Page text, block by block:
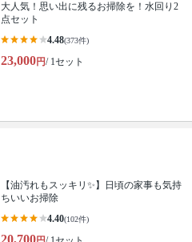
大人気！思い出に残るお掃除を！水回り2
点セット
4.48(373件)
23,000円/ 1セット
【油汚れもスッキリ✨】日頃の家事も気持
ちいいお掃除
4.40(102件)
20,700